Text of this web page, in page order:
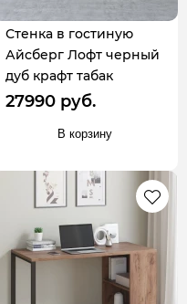
Стенка в гостиную
Айсберг Лофт черный
дуб крафт табак
27990 руб.
В корзину